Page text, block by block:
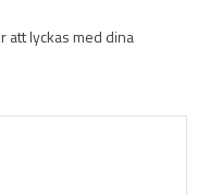
att lyckas med dina